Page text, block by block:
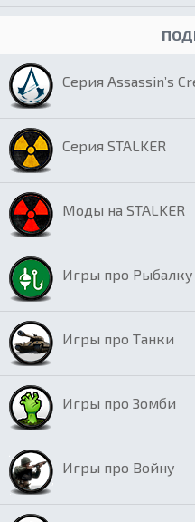
Серия Assassin’s
Серия STALKER
Моды на STALKER
Игры про Рыбалку
Игры про Танки
Игры про Зомби
Игры про Войну